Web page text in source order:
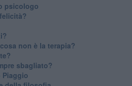
psicologo
non è la terapia?
sbagliato?
Piaggio